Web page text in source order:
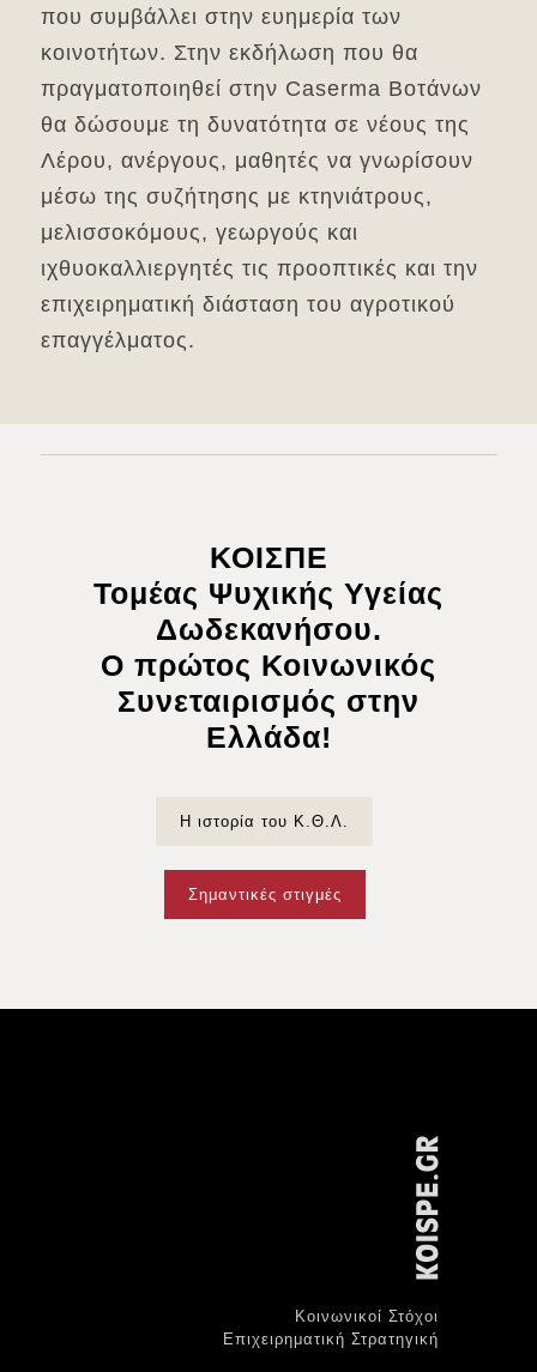
που συμβάλλει στην ευημερία των
κοινοτήτων. Στην εκδήλωση που θα
πραγματοποιηθεί στην Caserma Βοτάνων
θα δώσουμε τη δυνατότητα σε νέους της
Λέρου, ανέργους, μαθητές να γνωρίσουν
μέσω της συζήτησης με κτηνιάτρους,
μελισσοκόμους, γεωργούς και
ιχθυοκαλλιεργητές τις προοπτικές και την
επιχειρηματική διάσταση του αγροτικού
επαγγέλματος.
ΚΟΙΣΠΕ
Τομέας Ψυχικής Υγείας
Δωδεκανήσου.
Ο πρώτος Κοινωνικός
Συνεταιρισμός στην
Ελλάδα!
Η ιστορία του Κ.Θ.Λ.
Σημαντικές στιγμές
Κοινωνικοί Στόχοι
Επιχειρηματική Στρατηγική